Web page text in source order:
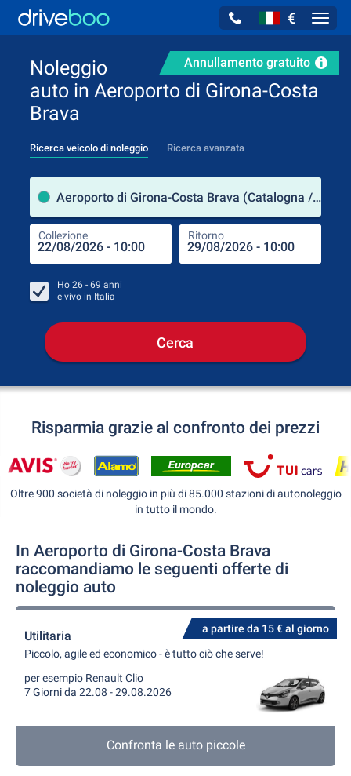
€
Annullamento gratuito
Noleggio
auto in Aeroporto di Girona-Costa
Brava
Ricerca veicolo di noleggio Ricerca avanzata
Aeroporto di Girona-Costa Brava (Catalogna / Spagna)
Collezione Ritorno
Ho 26 - 69 anni
e vivo in Italia
Cerca
Risparmia grazie al confronto dei prezzi
Oltre 900 società di noleggio in più di 85.000 stazioni di autonoleggio
in tutto il mondo.
In Aeroporto di Girona-Costa Brava
raccomandiamo le seguenti offerte di
noleggio auto
a partire da 15 € al giorno
Utilitaria
Piccolo, agile ed economico - è tutto ciò che serve!
per esempio Renault Clio
7 Giorni da 22.08 - 29.08.2026
Confronta le auto piccole